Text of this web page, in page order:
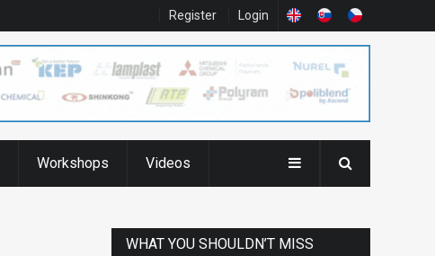
Register Login
Workshops Videos
WHAT YOU SHOULDN’T MISS